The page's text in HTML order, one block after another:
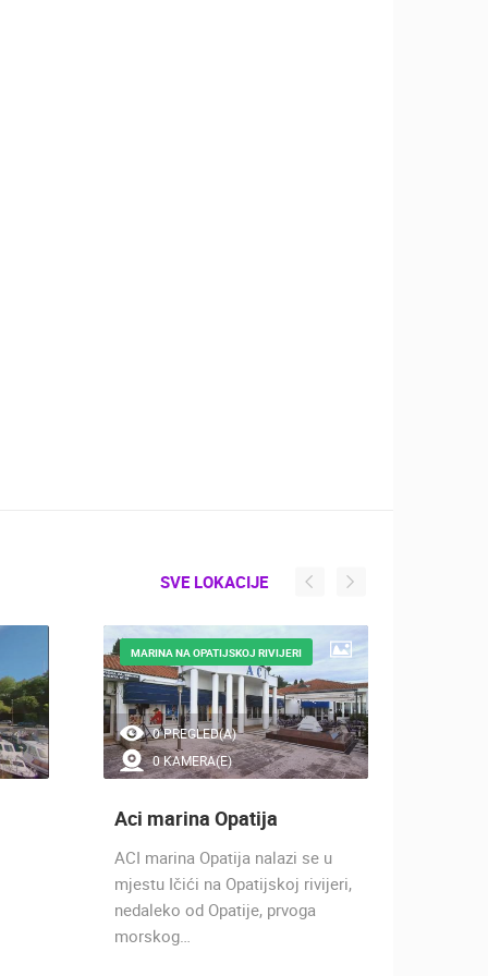
0 PREGLED(A)
0 KAMERA(E)
MARINA NA OPATIJSKOJ RIVIJERI
Aci marina Opatija
ACI marina Opatija nalazi se u
mjestu Ičići na Opatijskoj rivijeri,
nedaleko od Opatije, prvoga
morskog…
SVE LOKACIJE